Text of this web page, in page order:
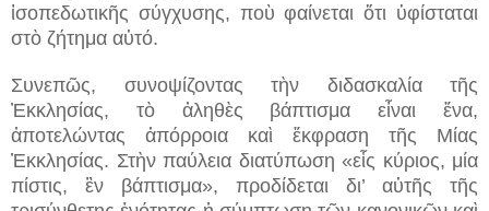
ἰσοπεδωτικῆς σύγχυσης, ποὺ φαίνεται ὅτι ὑφίσταται
στὸ ζήτημα αὐτό.
Συνεπῶς, συνοψίζοντας τὴν διδασκαλία τῆς
Ἐκκλησίας, τὸ ἀληθὲς βάπτισμα εἶναι ἕνα,
ἀποτελώντας ἀπόρροια καὶ ἔκφραση τῆς Μίας
Ἐκκλησίας. Στὴν παύλεια διατύπωση «εἷς κύριος, μία
πίστις, ἓν βάπτισμα», προδίδεται δι’ αὐτῆς τῆς